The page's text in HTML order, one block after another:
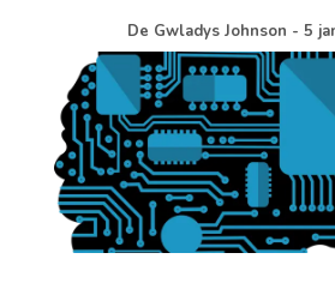
De Gwladys Johnson - 5